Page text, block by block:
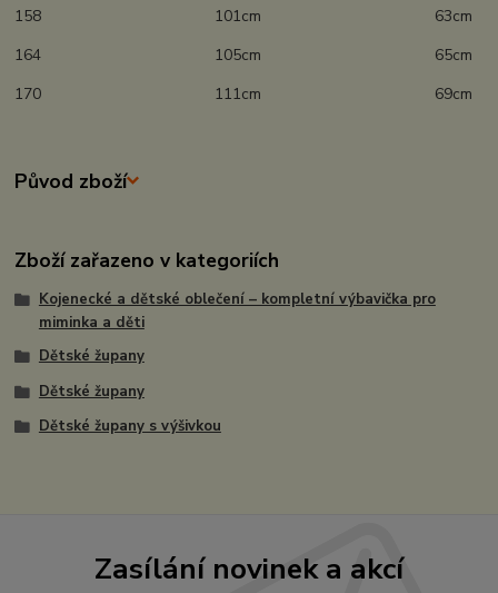
158 101cm 63cm
164 105cm 65cm
170 111cm 69cm
Původ zboží
Zboží zařazeno v kategoriích
Kojenecké a dětské oblečení – kompletní výbavička pro
miminka a děti
Dětské župany
Dětské župany
Dětské župany s výšivkou
Zasílání novinek a akcí